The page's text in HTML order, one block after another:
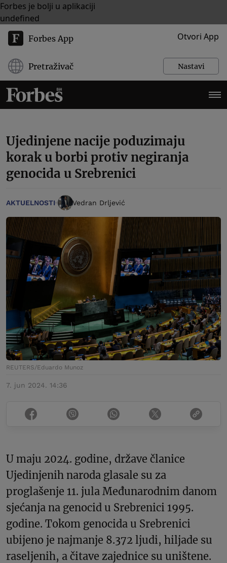
Forbes je bolji u aplikaciji
undefined
Forbes App Otvori App
Pretraživač Nastavi
Ujedinjene nacije poduzimaju
korak u borbi protiv negiranja
genocida u Srebrenici
AKTUELNOSTI Vedran Drljević
REUTERS/Eduardo Munoz
7. jun 2024. 14:36
U maju 2024. godine, države članice
Ujedinjenih naroda glasale su za
proglašenje 11. jula Međunarodnim danom
sjećanja na genocid u Srebrenici 1995.
godine. Tokom genocida u Srebrenici
ubijeno je najmanje 8.372 ljudi, hiljade su
raseljenih, a čitave zajednice su uništene.